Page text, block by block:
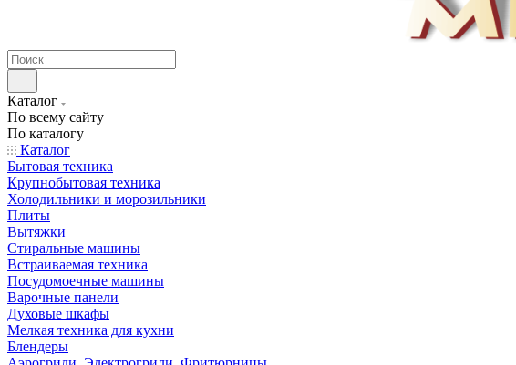
Каталог
По всему сайту
По каталогу
Каталог
Бытовая техника
Крупнобытовая техника
Холодильники и морозильники
Плиты
Вытяжки
Стиральные машины
Встраиваемая техника
Посудомоечные машины
Варочные панели
Духовые шкафы
Мелкая техника для кухни
Блендеры